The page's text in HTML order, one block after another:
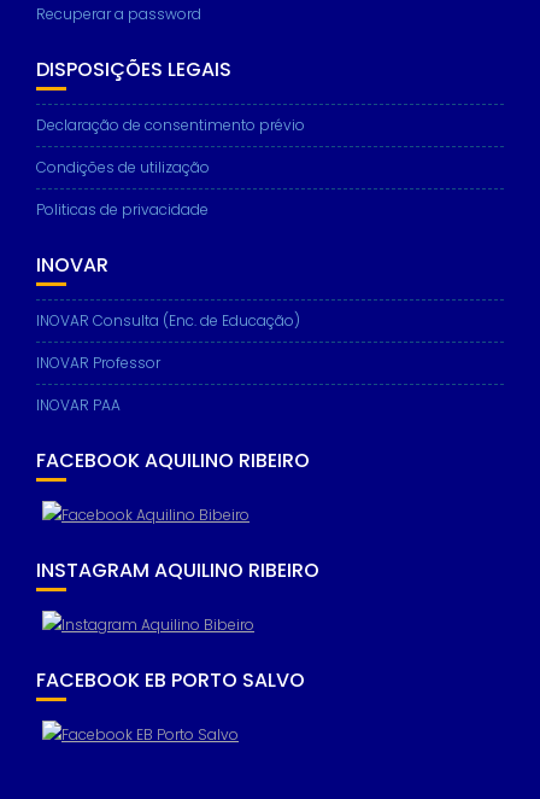
Recuperar a password
DISPOSIÇÕES LEGAIS
Declaração de consentimento prévio
Condições de utilização
Politicas de privacidade
INOVAR
INOVAR Consulta (Enc. de Educação)
INOVAR Professor
INOVAR PAA
FACEBOOK AQUILINO RIBEIRO
INSTAGRAM AQUILINO RIBEIRO
FACEBOOK EB PORTO SALVO